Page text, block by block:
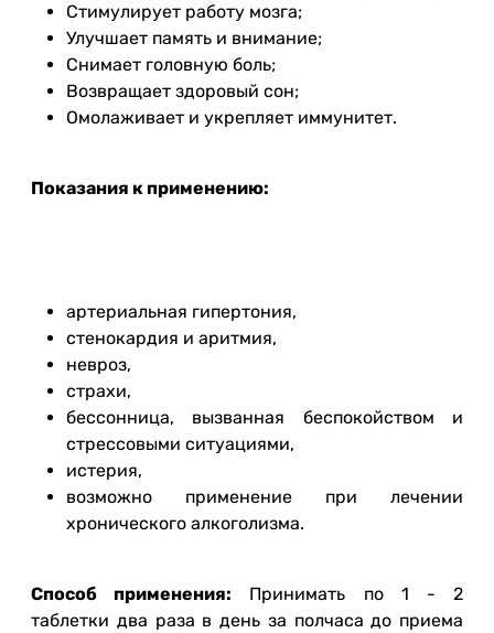
Стимулирует работу мозга;
Улучшает память и внимание;
Снимает головную боль;
Возвращает здоровый сон;
Омолаживает и укрепляет иммунитет.
Показания к применению:
артериальная гипертония,
стенокардия и аритмия,
невроз,
страхи,
бессонница, вызванная беспокойством и
стрессовыми ситуациями,
истерия,
возможно применение при лечении
хронического алкоголизма.
Способ применения: Принимать по 1 - 2
таблетки два раза в день за полчаса до приема